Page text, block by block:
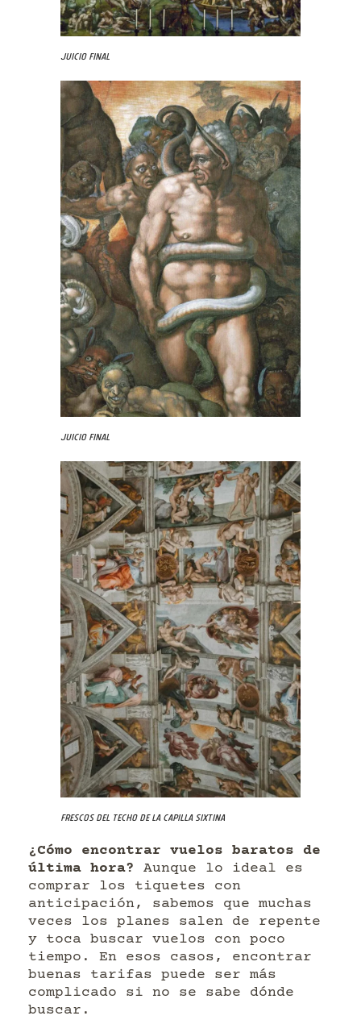
Juicio Final
Juicio Final
Frescos del techo de la Capilla Sixtina
¿Cómo encontrar vuelos baratos de
última hora? Aunque lo ideal es
comprar los tiquetes con
anticipación, sabemos que muchas
veces los planes salen de repente
y toca buscar vuelos con poco
tiempo. En esos casos, encontrar
buenas tarifas puede ser más
complicado si no se sabe dónde
buscar.